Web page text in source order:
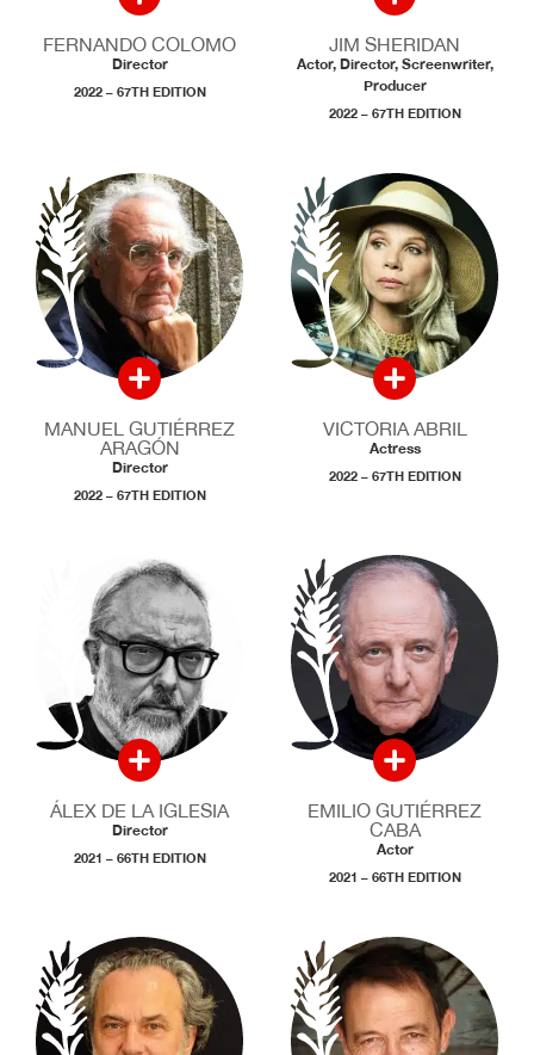
FERNANDO COLOMO
Director
2022 – 67TH EDITION
JIM SHERIDAN
Actor, Director, Screenwriter,
Producer
2022 – 67TH EDITION
MANUEL GUTIÉRREZ
ARAGÓN
Director
2022 – 67TH EDITION
VICTORIA ABRIL
Actress
2022 – 67TH EDITION
ÁLEX DE LA IGLESIA
Director
2021 – 66TH EDITION
EMILIO GUTIÉRREZ
CABA
Actor
2021 – 66TH EDITION